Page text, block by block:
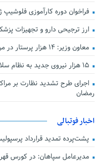
فراخوان دوره کارآموزی
ارز ترجیحی دارو و تجهیزات پزشکی در
معاون وزیر: ۱۴ هزار پرستار در مراکز درمانی کشور فعالیت می‌کنند
۱۵ هزار نیروی جدید به نظام سلامت کشور افزوده شد
اجرای طرح تشدید نظارت بر
رمضان
اخبار فوتبالی
پشت‌پرده تمدید قرارداد
مدیرعامل سپاهان: در کورس